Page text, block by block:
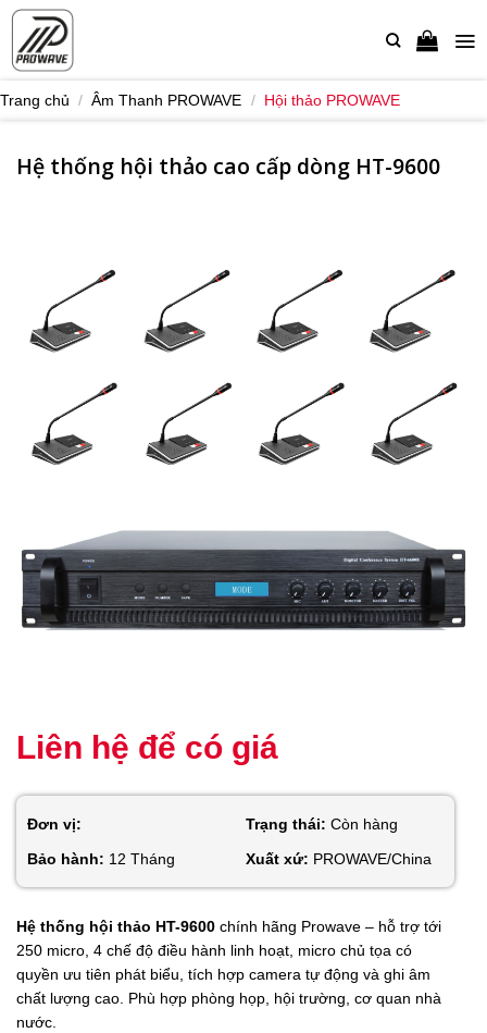
Bỏ
nội
Trang chủ / Âm Thanh PROWAVE / Hội thảo PROWAVE
Hệ thống hội thảo cao cấp dòng HT-9600
Liên hệ để có giá
Đơn vị: Trạng thái: Còn hàng
Bảo hành: 12 Tháng Xuất xứ: PROWAVE/China
Hệ thống hội thảo HT-9600 chính hãng Prowave – hỗ trợ tới
250 micro, 4 chế độ điều hành linh hoạt, micro chủ tọa có
quyền ưu tiên phát biểu, tích hợp camera tự động và ghi âm
chất lượng cao. Phù hợp phòng họp, hội trường, cơ quan nhà
nước.